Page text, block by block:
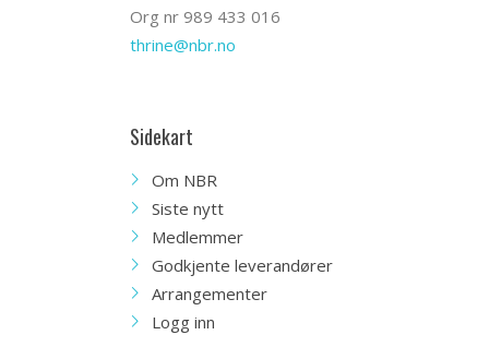
Org nr 989 433 016
thrine@nbr.no
Sidekart
Om NBR
Siste nytt
Medlemmer
Godkjente leverandører
Arrangementer
Logg inn